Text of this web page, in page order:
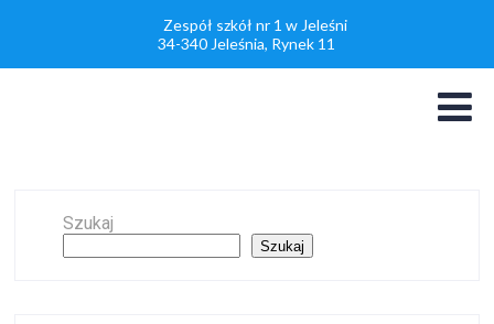
Zespół szkół nr 1 w Jeleśni
34-340 Jeleśnia, Rynek 11
Szukaj
Szukaj